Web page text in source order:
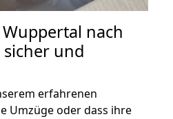
Wuppertal nach
sicher und
erfahrenen
Umzüge oder dass ihre